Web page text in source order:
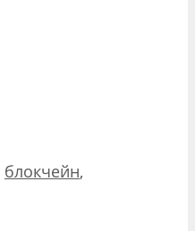
блокчейн,